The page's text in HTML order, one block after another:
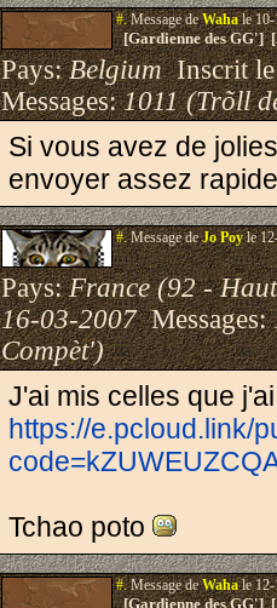
#.Message deWahale 10-
[Gardienne des GG']
Pays:BelgiumInscrit
Messages:1011 (Trõll
Si vous avez de
envoyer assez
#.Message deJo Poyle
Pays:France (92 -
16-03-2007Messages:
Compèt')
J'ai mis celles que
https://e.pcloud.link/
Tchao poto
#.Message deWahale 12-
[Gardienne des GG']